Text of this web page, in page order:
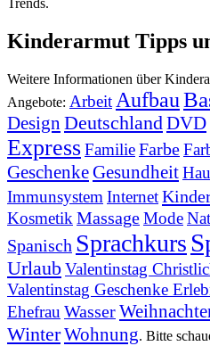
Kinderarmut Tipps
Weitere Informationen über
Angebote: Arbeit Aufbau
Design Deutschland DVD
ExpressFamilieFarbe
GeschenkeGesundheit
Immunsystem Internet
Kosmetik MassageMode
Spanisch Sprachkurs
UrlaubValentinstag
Valentinstag Geschenke
Ehefrau Wasser
WinterWohnung. Bitte